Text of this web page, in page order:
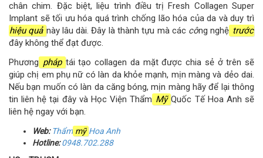
chân chim. Đặc biệt, liệu trình điều trị Fresh Collagen Super
Implant sẽ tối ưu hóa quá trình chống lão hóa của da và duy trì
hiệu quả này lâu dài. Đây là thành tựu mà các công nghệ trước
đây không thể đạt được.
Phương pháp tái tạo collagen da mặt được chia sẻ ở trên sẽ
giúp chị em phụ nữ có làn da khỏe mạnh, mịn màng và dẻo dai.
Nếu bạn muốn có làn da căng bóng, mịn màng hãy để lại thông
tin liên hệ tại đây và Học Viện Thẩm Mỹ Quốc Tế Hoa Anh sẽ
liên hệ ngay với bạn.
Web:Thẩm mỹHoa Anh
Hotline: 0948.702.288